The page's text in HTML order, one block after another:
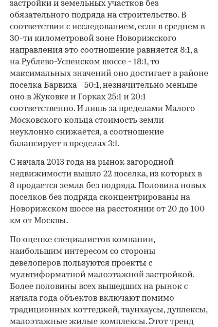
застройки и земельных участков без
обязательного подряда на строительство. В
соответствии с исследованием, если в среднем в
30-ти километровой зоне Новорижского
направления это соотношение равняется 8:1, а
на Рублево-Успенском шоссе - 18:1, то
максимальных значений оно достигает в районе
поселка Барвиха - 50:1, незначительно меньше
оно в Жуковке и Горках 25:1 и 20:1
соответственно. И лишь за пределами Малого
Московского кольца стоимость земли
неуклонно снижается, а соотношение
балансирует в пределах 3:1.
С начала 2013 года на рынок загородной
недвижимости вышло 22 поселка, из которых в
8 продается земля без подряда. Половина новых
поселков без подряда сконцентрированы на
Новорижском шоссе на расстоянии от 20 до 100
км от Москвы.
По оценке специалистов компании,
наибольшим интересом со стороны
девелоперов пользуются проекты с
мультиформатной малоэтажной застройкой.
Более половины всех вышедших на рынок с
начала года объектов включают помимо
традиционных коттеджей, таунхаусы, дуплексы,
малоэтажные жилые комплексы. Этот тренд